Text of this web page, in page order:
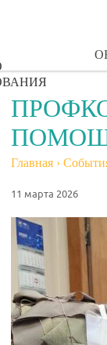
Главная ›
11 марта 2026